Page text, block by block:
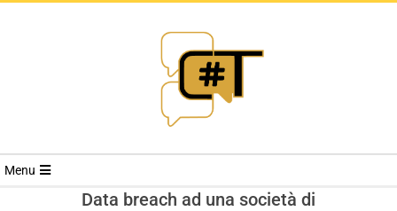
RIVISTA
Menu
Data breach ad una società di